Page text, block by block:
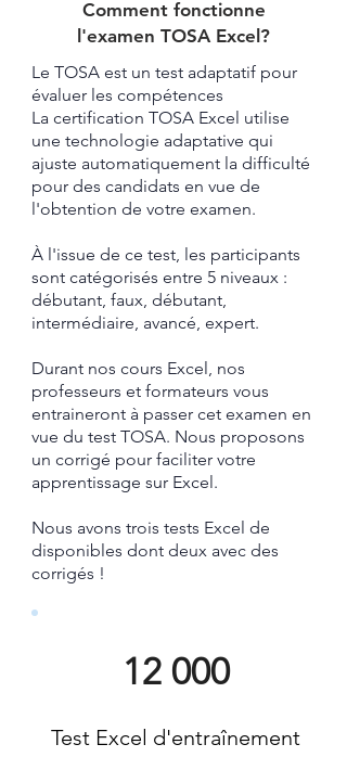
Comment fonctionne
l'examen TOSA Excel?​
Le TOSA est un test adaptatif pour
évaluer les compétences
La certification TOSA Excel utilise
une technologie adaptative qui
ajuste automatiquement la difficulté
pour des candidats en vue de
l'obtention de votre examen.
À l'issue de ce test, les participants
sont catégorisés entre 5 niveaux :
débutant, faux, débutant,
intermédiaire, avancé, expert.
Durant nos cours Excel, nos
professeurs et formateurs vous
entraineront à passer cet examen en
vue du test TOSA. ​ Nous proposons
un corrigé pour faciliter votre
apprentissage sur Excel.​
Nous avons trois tests Excel de
disponibles dont deux avec des
corrigés !
12 000
Test Excel d'entraînement